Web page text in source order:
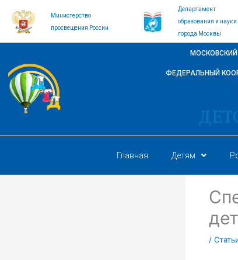
содержимому
Министерство
просвещения России
Департамент
образования и науки
города Москвы
ФЕДЕРАЛЬНЫЙ
Главная Детям
/